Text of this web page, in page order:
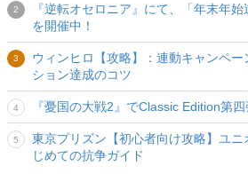
『逆転オセロニア』にて、「年末年
を開催中！
ウィンヒロ【攻略】：連動キャンペ
ション達成のコツ
『憂国の大戦2』でClassic Edition第四
東京プリズン【初心者向け攻略】ユ
じめての抗争ガイド